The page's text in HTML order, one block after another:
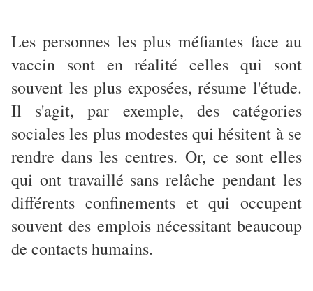
Les personnes les plus méfiantes face au
vaccin sont en réalité celles qui sont
souvent les plus exposées, résume l'étude.
Il s'agit, par exemple, des catégories
sociales les plus modestes qui hésitent à se
rendre dans les centres. Or, ce sont elles
qui ont travaillé sans relâche pendant les
différents confinements et qui occupent
souvent des emplois nécessitant beaucoup
de contacts humains.